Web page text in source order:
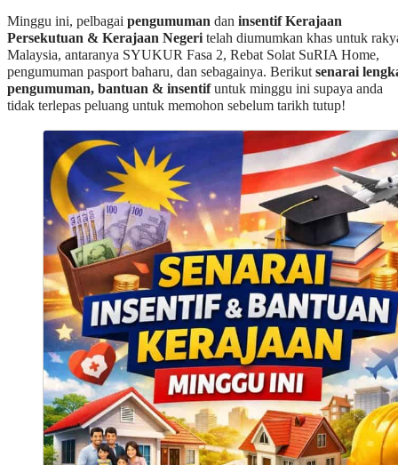
Minggu ini, pelbagai pengumuman dan insentif Kerajaan
Persekutuan & Kerajaan Negeritelah diumumkan khas untuk
Malaysia, antaranya SYUKUR Fasa 2, Rebat Solat SuRIA Home,
pengumuman pasport baharu, dan sebagainya. Berikutsenarai
pengumuman, bantuan & insentifuntuk minggu ini supaya anda
tidak terlepas peluang untuk memohon sebelum tarikh tutup!